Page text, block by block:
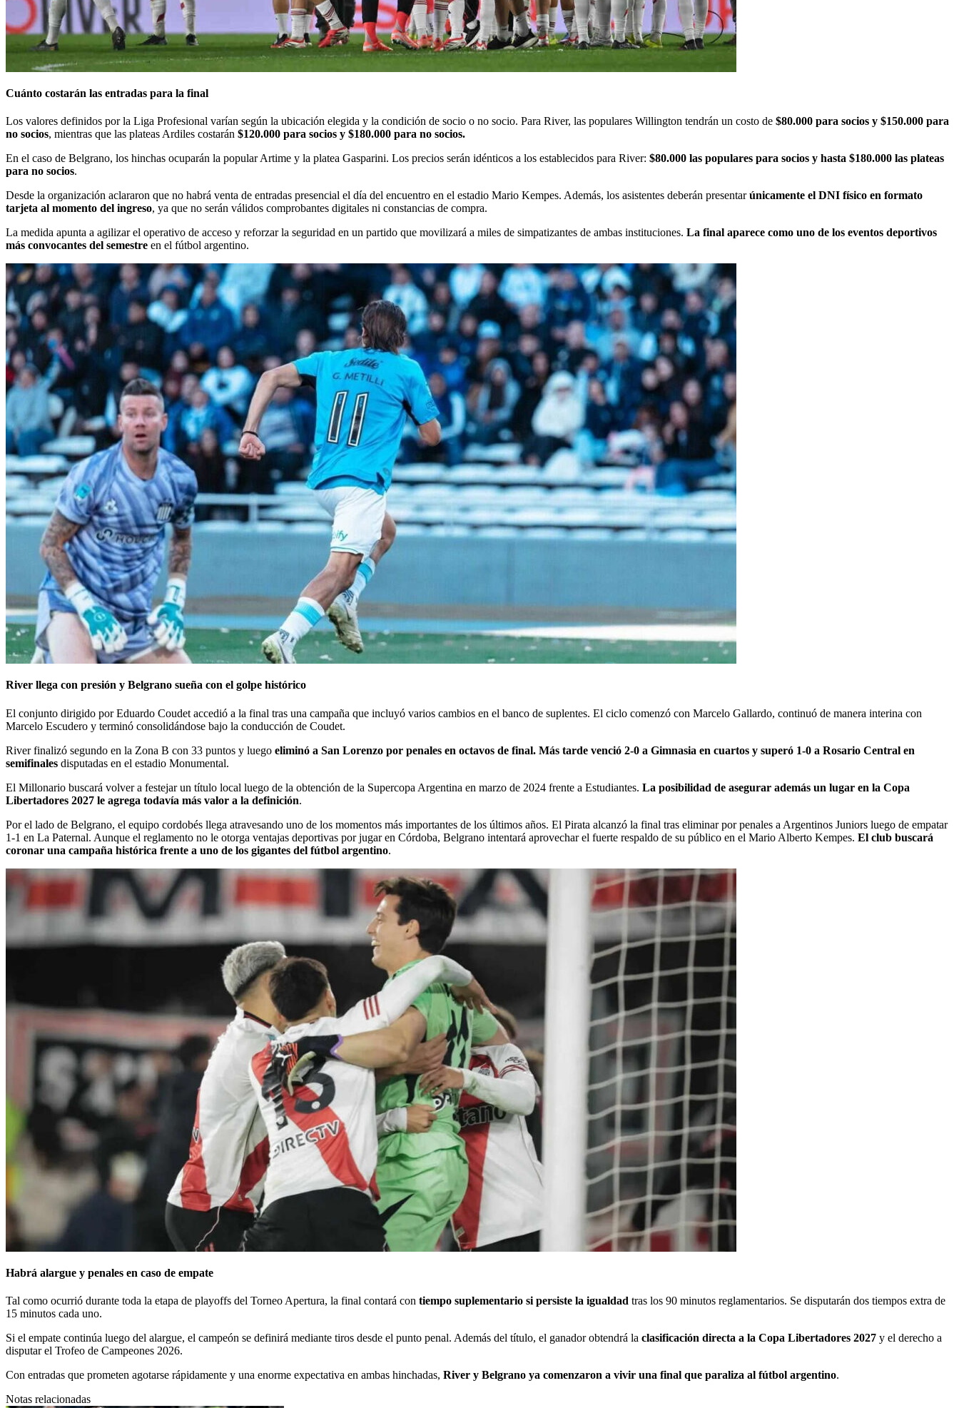
Cuánto costarán las entradas para la final
Los valores definidos por la Liga Profesional varían según la ubicación elegida y la condición de socio o no socio. Para River, las populares Willington tendrán un costo de $80.000 para socios y $150.000 para
no socios, mientras que las plateas Ardiles costarán $120.000 para socios y $180.000 para no socios.
En el caso de Belgrano, los hinchas ocuparán la popular Artime y la platea Gasparini. Los precios serán idénticos a los establecidos para River: $80.000 las populares para socios y hasta $180.000 las plateas
para no socios.
Desde la organización aclararon que no habrá venta de entradas presencial el día del encuentro en el estadio Mario Kempes. Además, los asistentes deberán presentarúnicamente el DNI físico en formato
tarjeta al momento del ingreso, ya que no serán válidos comprobantes digitales ni constancias de compra.
La medida apunta a agilizar el operativo de acceso y reforzar la seguridad en un partido que movilizará a miles de simpatizantes de ambas instituciones. La final aparece como uno de los eventos deportivos
más convocantes del semestre en el fútbol argentino.
River llega con presión y Belgrano sueña con el golpe histórico
El conjunto dirigido por Eduardo Coudet accedió a la final tras una campaña que incluyó varios cambios en el banco de suplentes. El ciclo comenzó con Marcelo Gallardo, continuó de manera interina con
Marcelo Escudero y terminó consolidándose bajo la conducción de Coudet.
River finalizó segundo en la Zona B con 33 puntos y luego eliminó a San Lorenzo por penales en octavos de final. Más tarde venció 2-0 a Gimnasia en cuartos y superó 1-0 a Rosario Central en
semifinales disputadas en el estadio Monumental.
El Millonario buscará volver a festejar un título local luego de la obtención de la Supercopa Argentina en marzo de 2024 frente a Estudiantes. La posibilidad de asegurar además un lugar en la Copa
Libertadores 2027 le agrega todavía más valor a la definición.
Por el lado de Belgrano, el equipo cordobés llega atravesando uno de los momentos más importantes de los últimos años. El Pirata alcanzó la final tras eliminar por penales a Argentinos Juniors luego de empatar
1-1 en La Paternal. Aunque el reglamento no le otorga ventajas deportivas por jugar en Córdoba, Belgrano intentará aprovechar el fuerte respaldo de su público en el Mario Alberto Kempes. El club buscará
coronar una campaña histórica frente a uno de los gigantes del fútbol argentino.
Habrá alargue y penales en caso de empate
Tal como ocurrió durante toda la etapa de playoffs del Torneo Apertura, la final contará con tiempo suplementario si persiste la igualdad tras los 90 minutos reglamentarios. Se disputarán dos tiempos extra de
15 minutos cada uno.
Si el empate continúa luego del alargue, el campeón se definirá mediante tiros desde el punto penal. Además del título, el ganador obtendrá la clasificación directa a la Copa Libertadores 2027 y el derecho a
disputar el Trofeo de Campeones 2026.
Con entradas que prometen agotarse rápidamente y una enorme expectativa en ambas hinchadas, River y Belgrano ya comenzaron a vivir una final que paraliza al fútbol argentino.
Notas relacionadas